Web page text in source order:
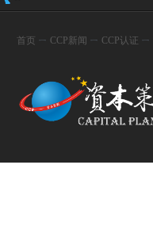
首页 ㄧ CCP新闻 ㄧ CCP认证 ㄧ